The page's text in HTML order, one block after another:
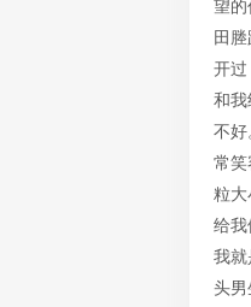
望的
田
开过
和我
不好
常笑
粒大
给我
我
头男